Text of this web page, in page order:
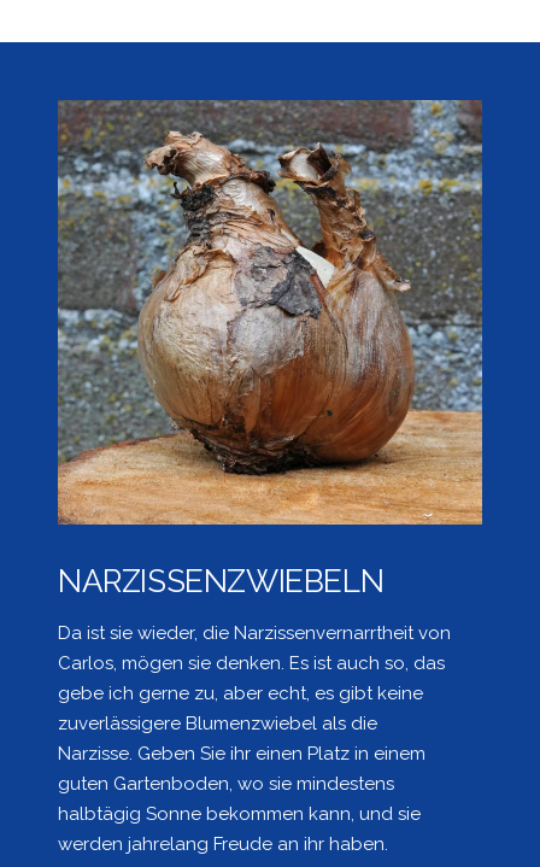
NARZISSENZWIEBELN
Da ist sie wieder, die Narzissenvernarrtheit von
Carlos, mögen sie denken. Es ist auch so, das
gebe ich gerne zu, aber echt, es gibt keine
zuverlässigere Blumenzwiebel als die
Narzisse. Geben Sie ihr einen Platz in einem
guten Gartenboden, wo sie mindestens
halbtägig Sonne bekommen kann, und sie
werden jahrelang Freude an ihr haben.